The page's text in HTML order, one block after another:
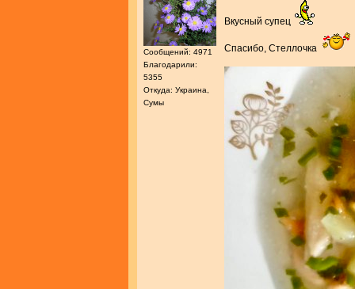
Сообщений: 4971
Благодарили:
5355
Откуда: Украина,
Сумы
Вкусный супец
Спасибо, Стеллочка